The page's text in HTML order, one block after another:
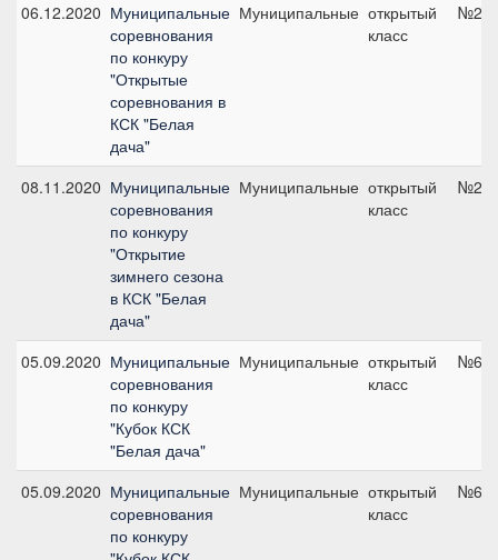
06.12.2020 Муниципальные
соревнования
по конкуру
"Открытые
соревнования в
КСК "Белая
дача"
Муниципальные открытый
класс
№2,
08.11.2020 Муниципальные
соревнования
по конкуру
"Открытие
зимнего сезона
в КСК "Белая
дача"
Муниципальные открытый
класс
№2,
05.09.2020 Муниципальные
соревнования
по конкуру
"Кубок КСК
"Белая дача"
Муниципальные открытый
класс
№6,
05.09.2020 Муниципальные
соревнования
по конкуру
Муниципальные открытый
класс
№6,